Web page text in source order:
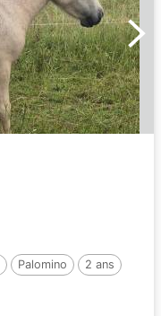
Palomino
2 ans